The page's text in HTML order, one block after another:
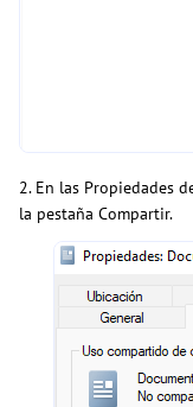
2. En las Propiedades
la pestaña Compartir.